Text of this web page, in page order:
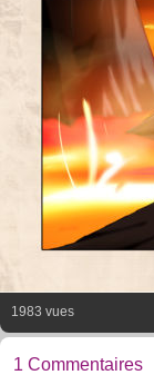
1983 vues
1 Commentaires